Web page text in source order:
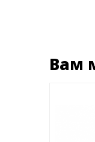
Вам